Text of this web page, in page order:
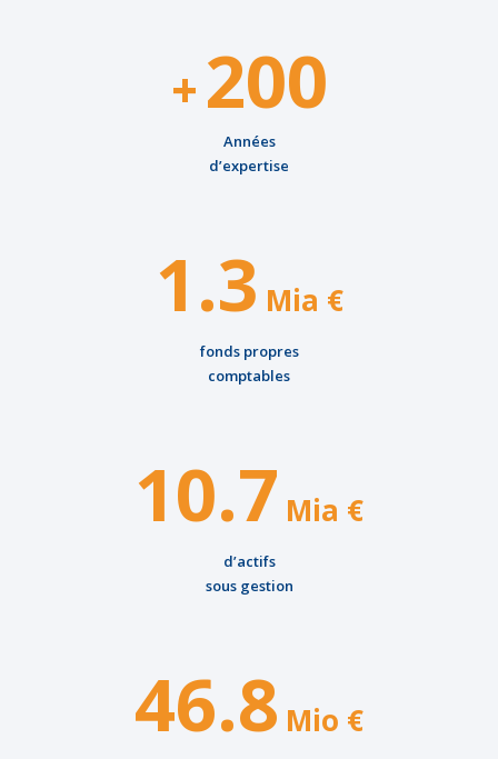
+200
Années
d’expertise
1.3 Mia €
fonds propres
comptables
10.7 Mia €
d’actifs
sous gestion
46.8 Mio €